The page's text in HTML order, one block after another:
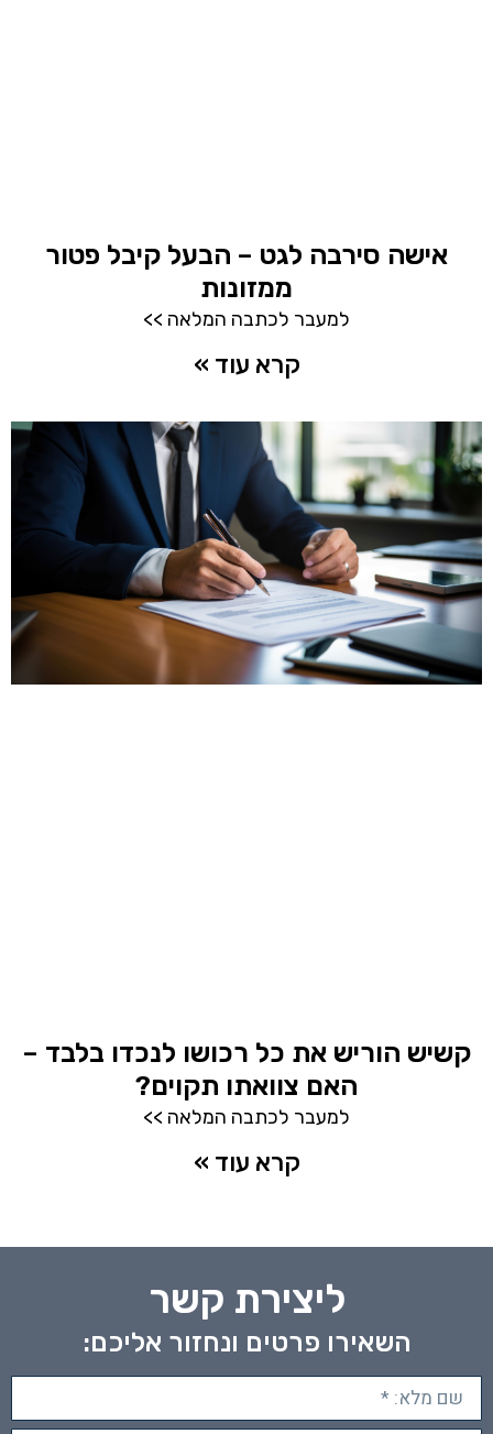
אישה סירבה לגט – הבעל קיבל פטור
ממזונות
למעבר לכתבה המלאה >>
קרא עוד »
קשיש הוריש את כל רכושו לנכדו בלבד –
האם צוואתו תקוים?
למעבר לכתבה המלאה >>
קרא עוד »
ליצירת קשר
השאירו פרטים ונחזור אליכם: